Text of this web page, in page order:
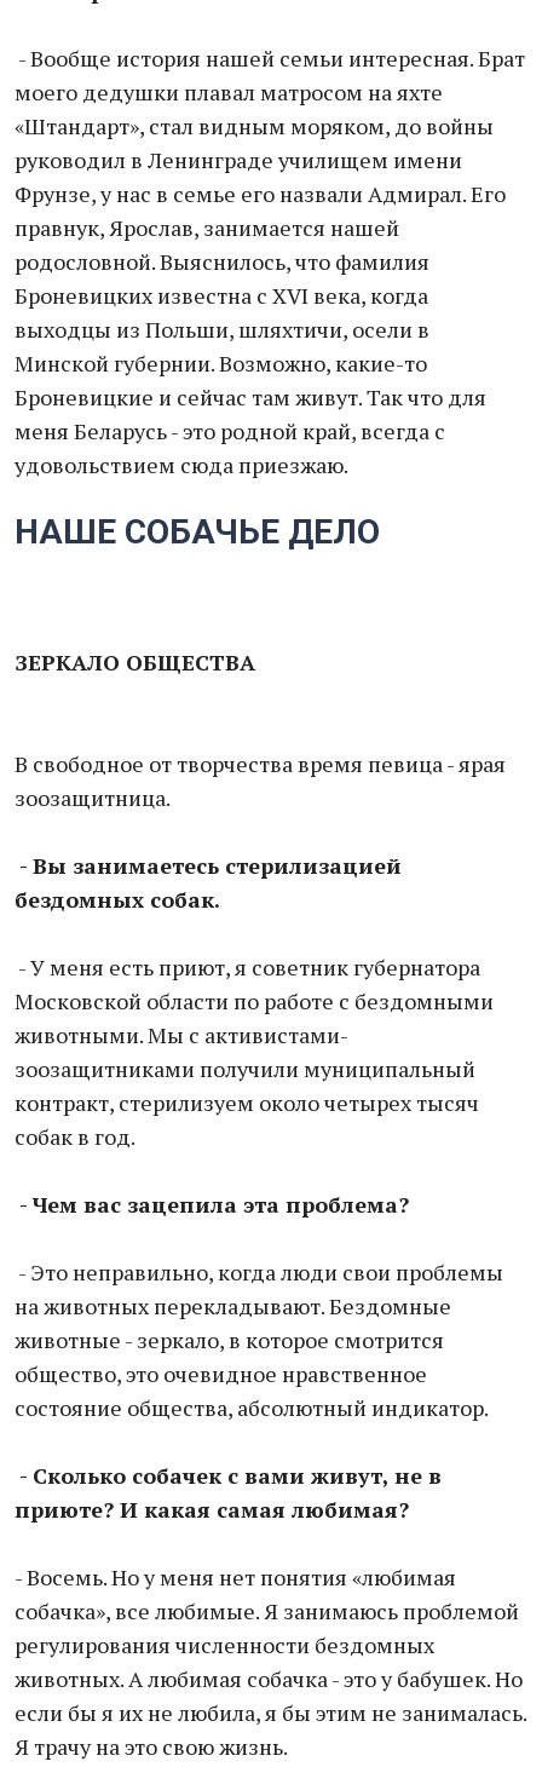
- Вообще история нашей семьи интересная. Брат
моего дедушки плавал матросом на яхте
«Штандарт», стал видным моряком, до войны
руководил в Ленинграде училищем имени
Фрунзе, у нас в семье его назвали Адмирал. Его
правнук, Ярослав, занимается нашей
родословной. Выяснилось, что фамилия
Броневицких известна с XVI века, когда
выходцы из Польши, шляхтичи, осели в
Минской губернии. Возможно, какие-то
Броневицкие и сейчас там живут. Так что для
меня Беларусь - это родной край, всегда с
удовольствием сюда приезжаю.
НАШЕ СОБАЧЬЕ ДЕЛО
ЗЕРКАЛО ОБЩЕСТВА
В свободное от творчества время певица - ярая
зоозащитница.
- Вы занимаетесь стерилизацией
бездомных собак.
- У меня есть приют, я советник губернатора
Московской области по работе с бездомными
животными. Мы с активистами-
зоозащитниками получили муниципальный
контракт, стерилизуем около четырех тысяч
собак в год.
- Чем вас зацепила эта проблема?
- Это неправильно, когда люди свои проблемы
на животных перекладывают. Бездомные
животные - зеркало, в которое смотрится
общество, это очевидное нравственное
состояние общества, абсолютный индикатор.
- Сколько собачек с вами живут, не в
приюте? И какая самая любимая?
- Восемь. Но у меня нет понятия «любимая
собачка», все любимые. Я занимаюсь проблемой
регулирования численности бездомных
животных. А любимая собачка - это у бабушек. Но
если бы я их не любила, я бы этим не занималась.
Я трачу на это свою жизнь.